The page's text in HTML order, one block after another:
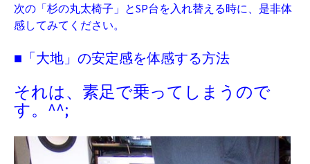
次の「杉の丸太椅子」とSP台を入れ替える時に、是非体
感してみてください。
■「大地」の安定感を体感する方法
それは、素足で乗ってしまうので
す。^^;